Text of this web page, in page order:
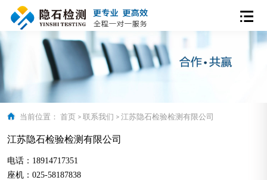
当前位置： 首页 > 联系我们 > 江苏隐石检验检测有限公司
江苏隐石检验检测有限公司
电话：18914717351
座机： 025-58187838